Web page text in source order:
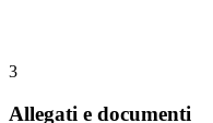
3
Allegati e documenti